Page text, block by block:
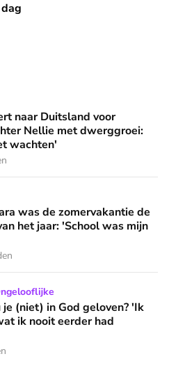
voor medicijn dochter
naar Duitsland voor
Nellie met dwerggroei:
wachten'
de naarste tijd van
was de zomervakantie de
het jaar: 'School was mijn
geloven? 'Ik voelde iets wat
(niet) in God geloven? 'Ik
ik nooit eerder had